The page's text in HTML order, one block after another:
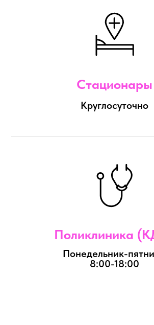
Стационары
Круглосуточно
Поликлиника
Понедельник-
8:00-18:00